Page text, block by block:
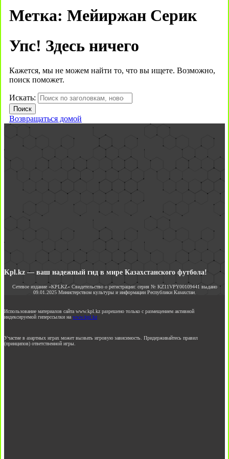
Метка: Мейиржан Серик
Упс! Здесь ничего
Кажется, мы не можем найти то, что вы ищете. Возможно,
поиск поможет.
Искать:
Возвращаться домой
Kpl.kz — ваш надежный гид в мире Казахстанского футбола!
Сетевое издание «KPLKZ» Свидетельство о регистрации: серия № KZ11VPY00109441 выдано
09.01.2025 Министерством культуры и информации Республики Казахстан.
Использование материалов сайта www.kpl.kz разрешено только с размещением активной
индексируемой гиперссылки на www.kpl.kz
Участие в азартных играх может вызвать игровую зависимость. Придерживайтесь правил
(принципов) ответственной игры.